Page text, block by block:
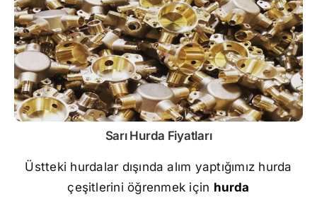
Sarı Hurda Fiyatları
Üstteki hurdalar dışında alım yaptığımız hurda
çeşitlerini öğrenmek için hurda